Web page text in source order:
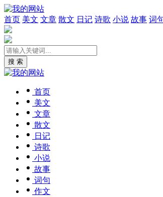
首页 美文 文章 散文 日记 诗歌 小说 故事 词
搜 索
首页
美文
文章
散文
日记
诗歌
小说
故事
词句
作文